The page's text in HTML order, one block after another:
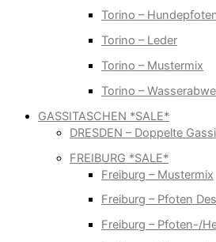
Torino –
Torino – Leder
Torino – Mustermix
Torino –
GASSITASCHEN *SALE*
DRESDEN – Doppelte
FREIBURG *SALE*
Freiburg – Mustermix
Freiburg – Pfoten
Freiburg – Pfoten-/